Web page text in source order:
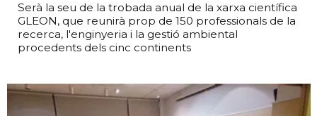
Serà la seu de la trobada anual de la xarxa científica
GLEON, que reunirà prop de 150 professionals de la
recerca, l'enginyeria i la gestió ambiental
procedents dels cinc continents